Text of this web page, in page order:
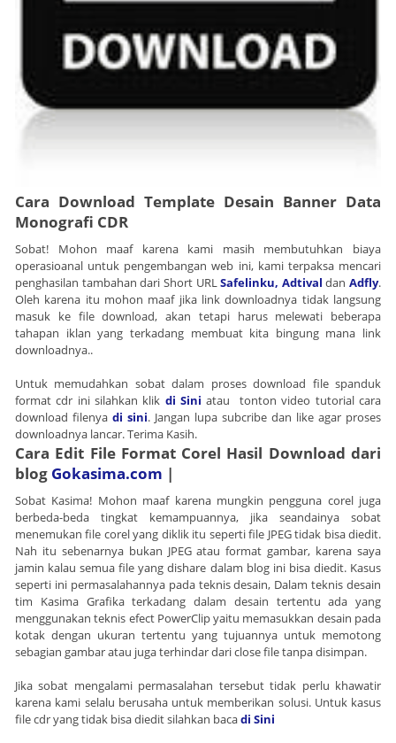
Cara Download Template Desain Banner Data
Monografi CDR
Sobat! Mohon maaf karena kami masih membutuhkan biaya
operasioanal untuk pengembangan web ini, kami terpaksa mencari
penghasilan tambahan dari Short URLSafelinku, Adtival dan Adfly.
Oleh karena itu mohon maaf jika link downloadnya tidak langsung
masuk ke file download, akan tetapi harus melewati beberapa
tahapan iklan yang terkadang membuat kita bingung mana link
downloadnya..
Untuk memudahkan sobat dalam proses download file spanduk
format cdr ini silahkan klik di Sini atau tonton video tutorial cara
download filenya di sini. Jangan lupa subcribe dan like agar proses
downloadnya lancar. Terima Kasih.
Cara Edit File Format Corel Hasil Download dari
blog Gokasima.com |
Sobat Kasima! Mohon maaf karena mungkin pengguna corel juga
berbeda-beda tingkat kemampuannya, jika seandainya sobat
menemukan file corel yang diklik itu seperti file JPEG tidak bisa diedit.
Nah itu sebenarnya bukan JPEG atau format gambar, karena saya
jamin kalau semua file yang dishare dalam blog ini bisa diedit. Kasus
seperti ini permasalahannya pada teknis desain, Dalam teknis desain
tim Kasima Grafika terkadang dalam desain tertentu ada yang
menggunakan teknis efect PowerClip yaitu memasukkan desain pada
kotak dengan ukuran tertentu yang tujuannya untuk memotong
sebagian gambar atau juga terhindar dari close file tanpa disimpan.
Jika sobat mengalami permasalahan tersebut tidak perlu khawatir
karena kami selalu berusaha untuk memberikan solusi. Untuk kasus
file cdr yang tidak bisa diedit silahkan bacadi Sini